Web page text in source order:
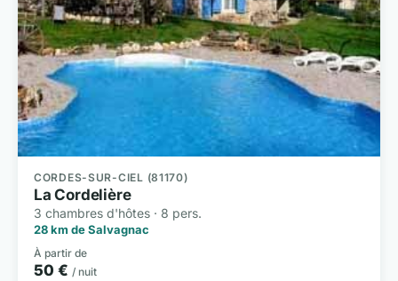
CORDES-SUR-CIEL (81170)
La Cordelière
3 chambres d'hôtes · 8 pers.
28 km de Salvagnac
À partir de
50 € / nuit